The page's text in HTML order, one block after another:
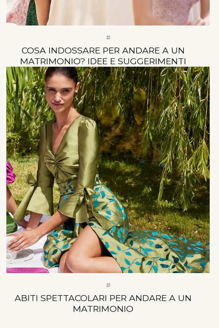
#
COSA INDOSSARE PER ANDARE A UN
MATRIMONIO? IDEE E SUGGERIMENTI
#
ABITI SPETTACOLARI PER ANDARE A UN
MATRIMONIO